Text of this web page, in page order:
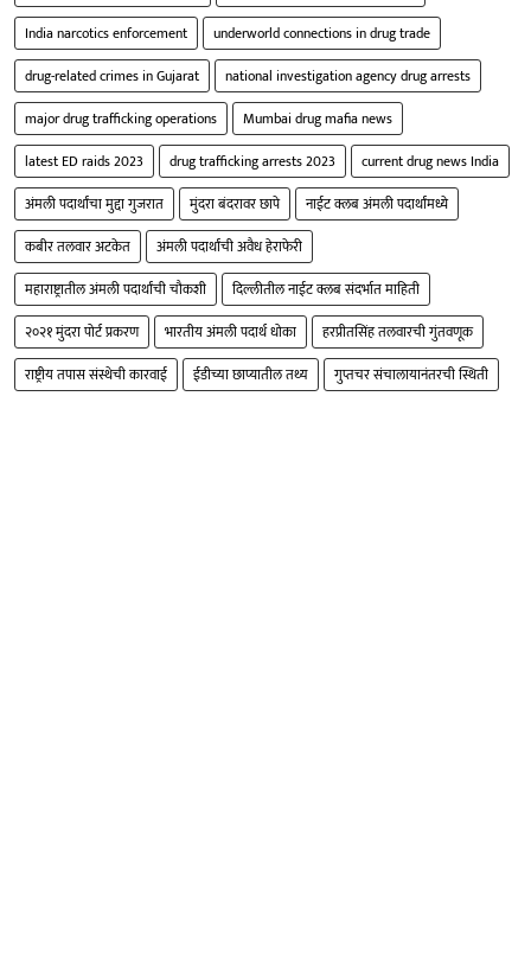
India narcotics enforcement
underworld connections in drug trade
drug-related crimes in Gujarat
national investigation agency drug arrests
major drug trafficking operations
Mumbai drug mafia news
latest ED raids 2023
drug trafficking arrests 2023
current drug news India
अंमली पदार्थांचा मुद्दा गुजरात
मुंदरा बंदरावर छापे
नाईट क्लब अंमली पदार्थांमध्ये
कबीर तलवार अटकेत
अंमली पदार्थांची अवैध हेराफेरी
महाराष्ट्रातील अंमली पदार्थांची चौकशी
दिल्लीतील नाईट क्लब संदर्भात माहिती
२०२१ मुंदरा पोर्ट प्रकरण
भारतीय अंमली पदार्थ धोका
हरप्रीतसिंह तलवारची गुंतवणूक
राष्ट्रीय तपास संस्थेची कारवाई
ईडीच्या छाप्यातील तथ्य गुप्तचर संचालायानंतरची स्थिती